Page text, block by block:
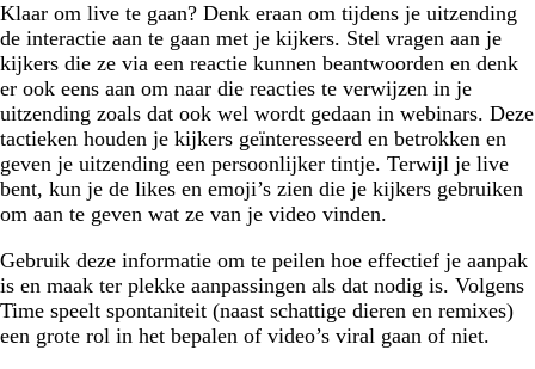
Klaar om live te gaan? Denk eraan om tijdens je uitzending
de interactie aan te gaan met je kijkers. Stel vragen aan je
kijkers die ze via een reactie kunnen beantwoorden en denk
er ook eens aan om naar die reacties te verwijzen in je
uitzending zoals dat ook wel wordt gedaan in webinars. Deze
tactieken houden je kijkers geïnteresseerd en betrokken en
geven je uitzending een persoonlijker tintje. Terwijl je live
bent, kun je de likes en emoji’s zien die je kijkers gebruiken
om aan te geven wat ze van je video vinden.
Gebruik deze informatie om te peilen hoe effectief je aanpak
is en maak ter plekke aanpassingen als dat nodig is. Volgens
Time speelt spontaniteit (naast schattige dieren en remixes)
een grote rol in het bepalen of video’s viral gaan of niet.